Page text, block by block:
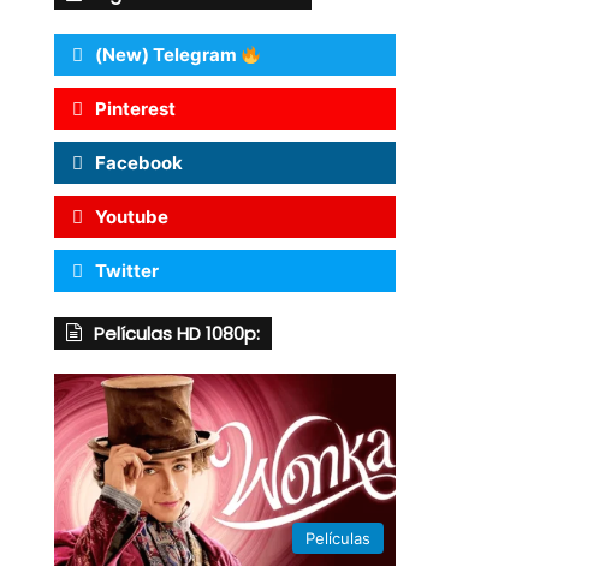
(New) Telegram
Pinterest
Facebook
Youtube
Twitter
Películas HD 1080p:
Películas